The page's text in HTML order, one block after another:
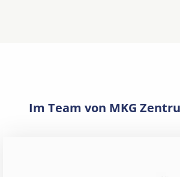
Im Team von MKG